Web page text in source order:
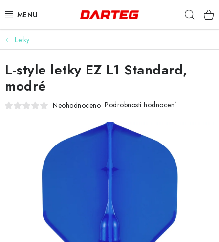
na
ŠIPKY
TERČE
DOPLŇKY K TERČI
POUZDRA
PŘÍSLUŠENSTVÍ
Letky
L-style letky EZ L1 Standard,
modré
Neohodnoceno Podrobnosti hodnocení